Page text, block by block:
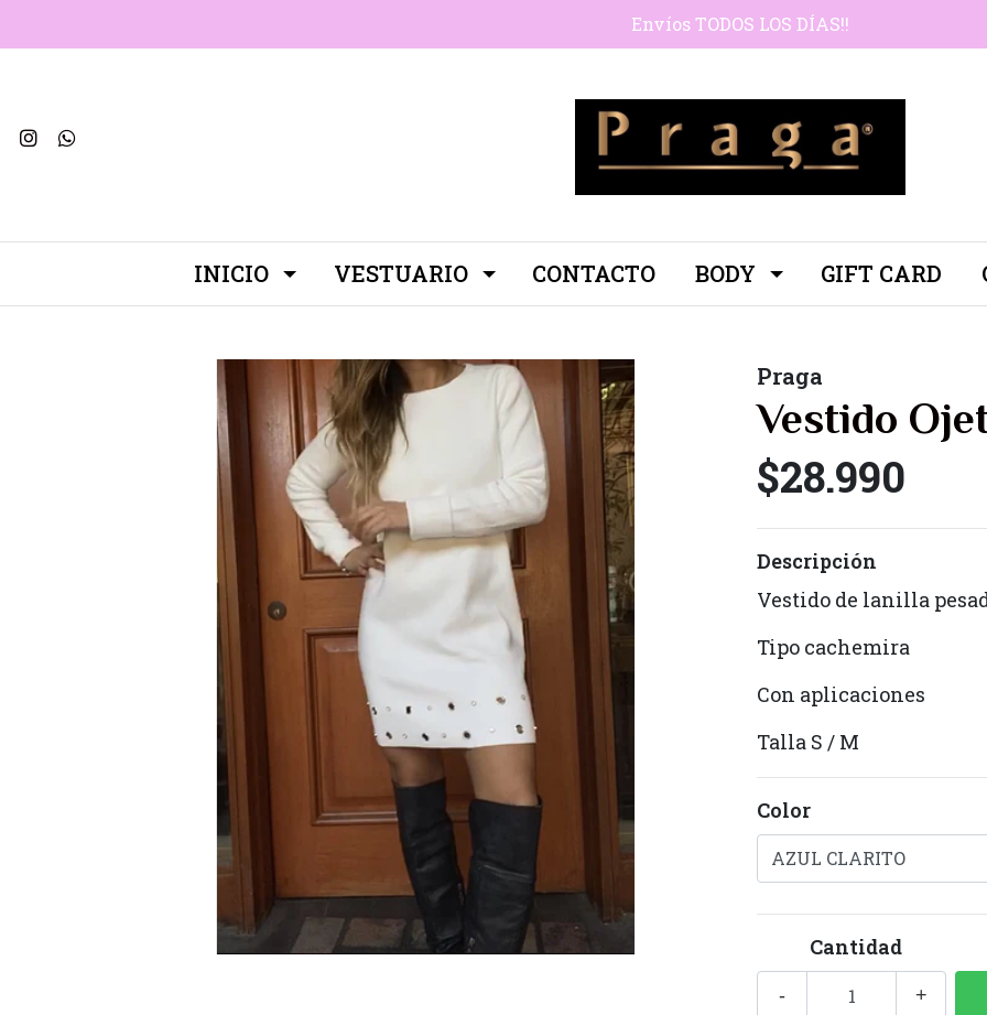
Envíos TODOS LOS DÍAS!!
INICIO VESTUARIO CONTACTO BODY GIFT CARD
Praga
Vestido
$28.990
Descripción
Vestido de lanilla
Tipo cachemira
Con aplicaciones
Talla S / M
Color
Cantidad
+
-